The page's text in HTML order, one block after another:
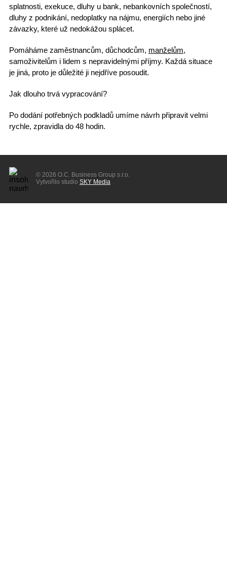
splatnosti, exekuce, dluhy u bank, nebankovních společností,
dluhy z podnikání, nedoplatky na nájmu, energiích nebo jiné
závazky, které už nedokážou splácet.
Pomáháme zaměstnancům, důchodcům, manželům,
samoživitelům i lidem s nepravidelnými příjmy. Každá situace
je jiná, proto je důležité ji nejdříve posoudit.
Jak dlouho trvá vypracování?
Po dodání potřebných podkladů umíme návrh připravit velmi
rychle, zpravidla do 48 hodin.
© 2026 O.C. Business Group s.r.o.
Vytvořilo studio SKY Media